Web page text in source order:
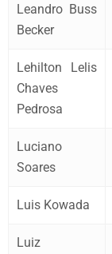
Leandro Buss
Becker
Lehilton Lelis
Chaves
Pedrosa
Luciano
Soares
Luis Kowada
Luiz